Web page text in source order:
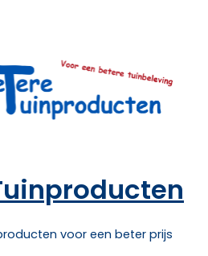
voor een beter prijs